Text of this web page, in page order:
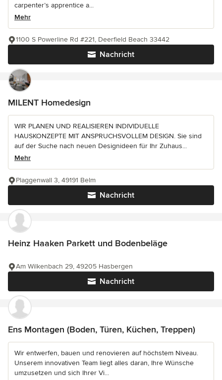
carpenter’s apprentice a...
Mehr
Nachricht
1100 S Powerline Rd #221, Deerfield Beach 33442
MILENT Homedesign
WIR PLANEN UND REALISIEREN INDIVIDUELLE
HAUSKONZEPTE MIT ANSPRUCHSVOLLEM DESIGN. Sie sind
auf der Suche nach neuen Designideen für Ihr Zuhaus...
Mehr
Nachricht
Plaggenwall 3, 49191 Belm
Heinz Haaken Parkett und Bodenbeläge
Nachricht
Am Wilkenbach 29, 49205 Hasbergen
Ens Montagen (Boden, Türen, Küchen, Treppen)
Wir entwerfen, bauen und renovieren auf höchstem Niveau.
Unserem innovativen Team liegt alles daran, Ihre Wünsche
umzusetzen und sich Ihrer Vi...